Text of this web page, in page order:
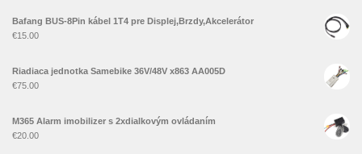
Bafang BUS-8Pin kábel 1T4 pre Displej,Brzdy,Akcelerátor
€15.00
Riadiaca jednotka Samebike 36V/48V x863 AA005D
€75.00
M365 Alarm imobilizer s 2xdialkovým ovládaním
€20.00